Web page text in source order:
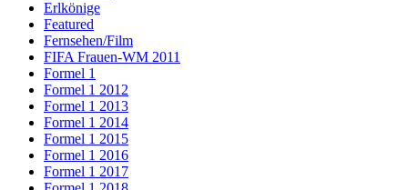
Erlkönige
Featured
Fernsehen/Film
FIFA Frauen-WM 2011
Formel 1
Formel 1 2012
Formel 1 2013
Formel 1 2014
Formel 1 2015
Formel 1 2016
Formel 1 2017